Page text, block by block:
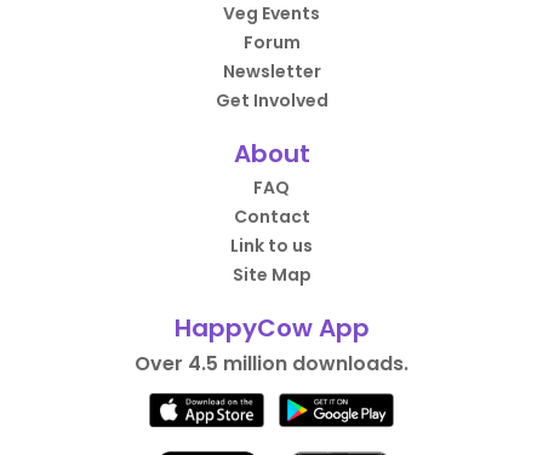
Veg Events
Forum
Newsletter
Get Involved
About
FAQ
Contact
Link to us
Site Map
HappyCow App
Over 4.5 million downloads.